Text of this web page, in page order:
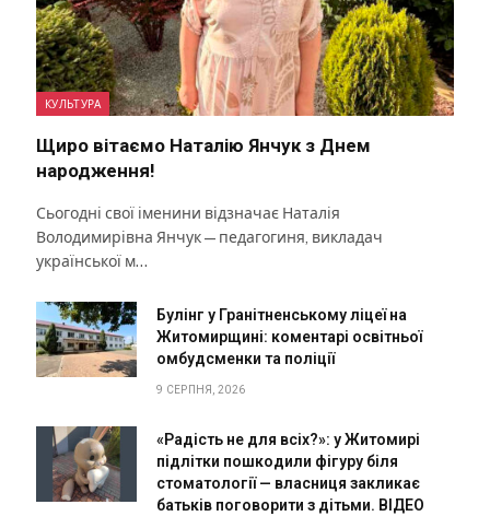
КУЛЬТУРА
Щиро вітаємо Наталію Янчук з Днем
народження!
Сьогодні свої іменини відзначає Наталія
Володимирівна Янчук — педагогиня, викладач
української м…
Булінг у Гранітненському ліцеї на
Житомирщині: коментарі освітньої
омбудсменки та поліції
9 СЕРПНЯ, 2026
«Радість не для всіх?»: у Житомирі
підлітки пошкодили фігуру біля
стоматології — власниця закликає
батьків поговорити з дітьми. ВІДЕО